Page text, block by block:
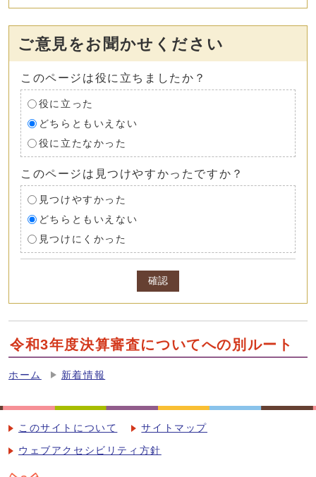
ご意見をお聞かせください
このページは役に立ちましたか？
役に立った
どちらともいえない
役に立たなかった
このページは見つけやすかったですか？
見つけやすかった
どちらともいえない
見つけにくかった
確認
令和3年度決算審査についてへの別ルート
ホーム 新着情報
このサイトについて サイトマップ
ウェブアクセシビリティ方針